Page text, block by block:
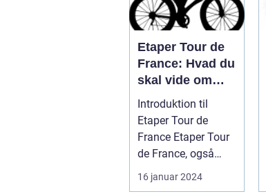
Etaper Tour de
France: Hvad du
skal vide om
den ultimative
cykelløbsudford
ring
Introduktion til
Etaper Tour de
France Etaper Tour
de France, også
kendt som "Le
Grand Boucle", er ...
16 januar 2024